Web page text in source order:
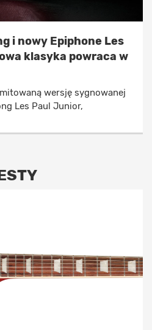
i nowy Epiphone Les
klasyka powraca w
wersję sygnowanej
Les Paul Junior,